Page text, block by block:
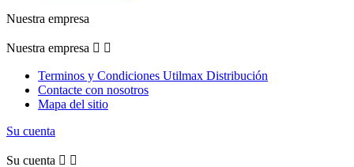
Nuestra empresa
Nuestra empresa  
Terminos y Condiciones Utilmax Distribución
Contacte con nosotros
Mapa del sitio
Su cuenta
Su cuenta  